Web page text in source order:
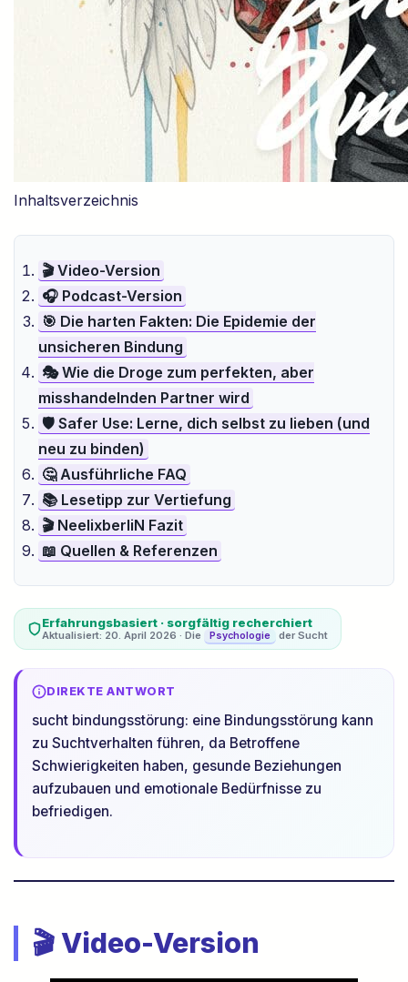
Inhaltsverzeichnis
🎬 Video-Version
🎧 Podcast-Version
🎯 Die harten Fakten: Die Epidemie der
unsicheren Bindung
🎭 Wie die Droge zum perfekten, aber
misshandelnden Partner wird
🛡️ Safer Use: Lerne, dich selbst zu lieben (und
neu zu binden)
🤔 Ausführliche FAQ
📚 Lesetipp zur Vertiefung
🎬 NeelixberliN Fazit
📖 Quellen & Referenzen
Erfahrungsbasiert · sorgfältig recherchiert
Aktualisiert: 20. April 2026 · Die Psychologie der Sucht
DIREKTE ANTWORT
sucht bindungsstörung: eine Bindungsstörung kann
zu Suchtverhalten führen, da Betroffene
Schwierigkeiten haben, gesunde Beziehungen
aufzubauen und emotionale Bedürfnisse zu
befriedigen.
🎬 Video-Version